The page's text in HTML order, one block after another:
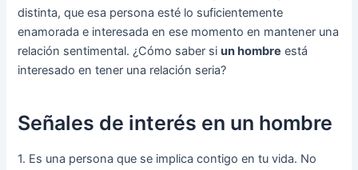
distinta, que esa persona esté lo suficientemente
enamorada e interesada en ese momento en mantener una
relación sentimental. ¿Cómo saber siun hombre está
interesado en tener una relación seria?
Señales de interés en un hombre
1. Es una persona que se implica contigo en tu vida. No